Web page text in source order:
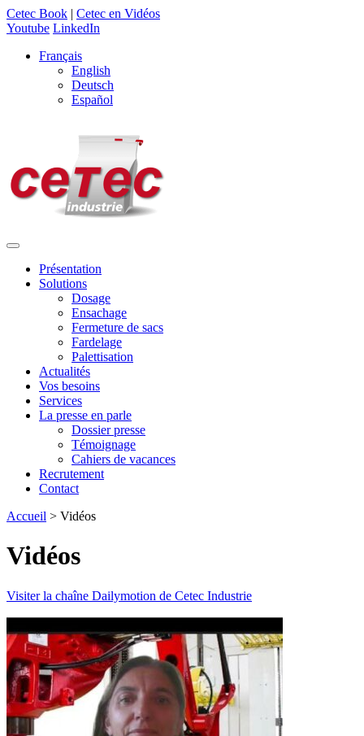
Cetec Book | Cetec en Vidéos
Youtube LinkedIn
Français
English
Deutsch
Español
Présentation
Solutions
Dosage
Ensachage
Fermeture de sacs
Fardelage
Palettisation
Actualités
Vos besoins
Services
La presse en parle
Dossier presse
Témoignage
Cahiers de vacances
Recrutement
Contact
Accueil > Vidéos
Vidéos
Visiter la chaîne Dailymotion de Cetec Industrie